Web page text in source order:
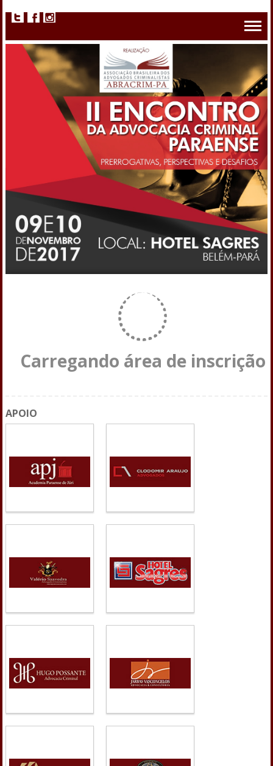
Carregando área de inscrição
APOIO